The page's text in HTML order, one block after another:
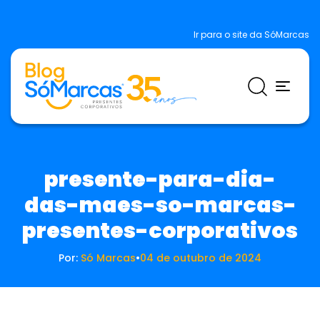
Ir para o site da SóMarcas
presente-para-dia-
das-maes-so-marcas-
presentes-corporativos
Por: Só Marcas•04 de outubro de 2024